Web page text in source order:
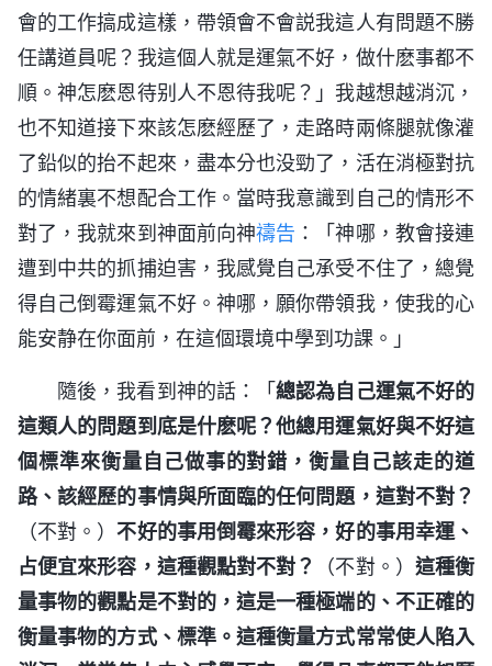
會的工作搞成這樣，帶領會不會説我這人有問題不勝
任講道員呢？我這個人就是運氣不好，做什麽事都不
順。神怎麽恩待别人不恩待我呢？」我越想越消沉，
也不知道接下來該怎麽經歷了，走路時兩條腿就像灌
了鉛似的抬不起來，盡本分也没勁了，活在消極對抗
的情緒裏不想配合工作。當時我意識到自己的情形不
對了，我就來到神面前向神禱告 ：「神哪，教會接連
遭到中共的抓捕迫害，我感覺自己承受不住了，總覺
得自己倒霉運氣不好。神哪，願你帶領我，使我的心
能安静在你面前，在這個環境中學到功課。」
隨後，我看到神的話：「總認為自己運氣不好的
這類人的問題到底是什麽呢？他總用運氣好與不好這
個標準來衡量自己做事的對錯，衡量自己該走的道
路、該經歷的事情與所面臨的任何問題，這對不對？
（不對。）不好的事用倒霉來形容，好的事用幸運、
占便宜來形容，這種觀點對不對？
（不對。） 這種衡
量事物的觀點是不對的，這是一種極端的、不正確的
衡量事物的方式、標準。這種衡量方式常常使人陷入